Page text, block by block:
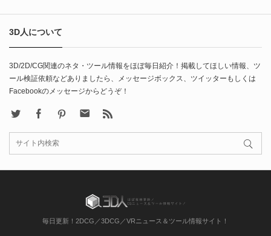
3D人について
3D/2D/CG関連のネタ・ツール情報をほぼ毎日紹介！掲載してほしい情報、ツ
ール検証依頼などありましたら、メッセージボックス、ツイッターもしくは
Facebookのメッセージからどうぞ！
FacebookPinterest Contact
毎日更新！2DCG／3DCG／VRニュース＆ツール情報サイト！